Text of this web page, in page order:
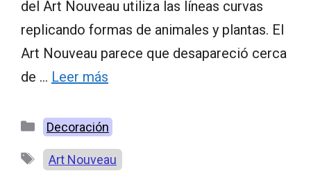
del Art Nouveau utiliza las líneas curvas
replicando formas de animales y plantas. El
Art Nouveau parece que desapareció cerca
de … Leer más
Categorías
Decoración
Etiquetas
Art Nouveau